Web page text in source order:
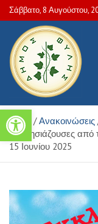
Ανοίξτε
Skip
to
content
Σάββατο, 8 Αυγούστου,
Πολιτιστικές
Home
Ανακοινώσεις
Εκκλησιάζουσες από
15 Ιουνίου 2025